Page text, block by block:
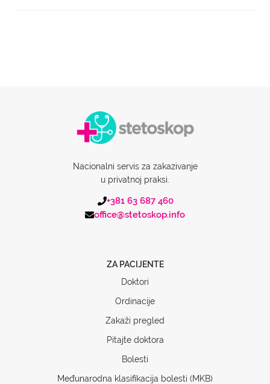
Nacionalni servis za zakazivanje
u privatnoj praksi.
+381 63 687 460
office@stetoskop.info
ZA PACIJENTE
Doktori
Ordinacije
Zakaži pregled
Pitajte doktora
Bolesti
Međunarodna klasifikacija bolesti (MKB)